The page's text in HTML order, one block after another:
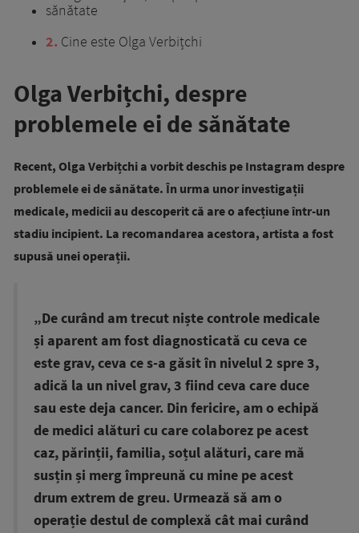
sănătate
2 Cine este Olga Verbițchi
Olga Verbițchi, despre
problemele ei de sănătate
Recent, Olga Verbițchi a vorbit deschis pe Instagram despre
problemele ei de sănătate. În urma unor investigații
medicale, medicii au descoperit că are o afecțiune într-un
stadiu incipient. La recomandarea acestora, artista a fost
supusă unei operații.
„De curând am trecut niște controle medicale
și aparent am fost diagnosticată cu ceva ce
este grav, ceva ce s-a găsit în nivelul 2 spre 3,
adică la un nivel grav, 3 fiind ceva care duce
sau este deja cancer. Din fericire, am o echipă
de medici alături cu care colaborez pe acest
caz, părinții, familia, soțul alături, care mă
susțin și merg împreună cu mine pe acest
drum extrem de greu. Urmează să am o
operație destul de complexă cât mai curând